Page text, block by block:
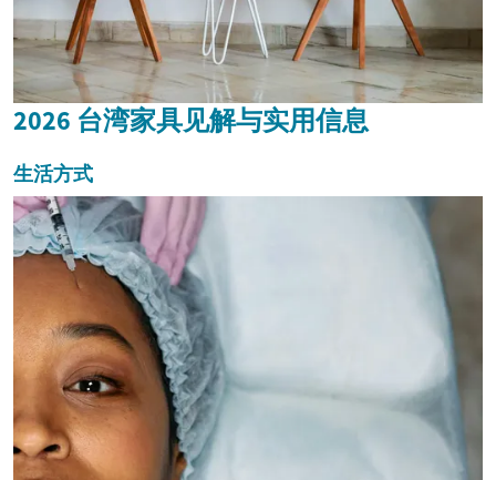
2026 台湾家具见解与实用信息
生活方式